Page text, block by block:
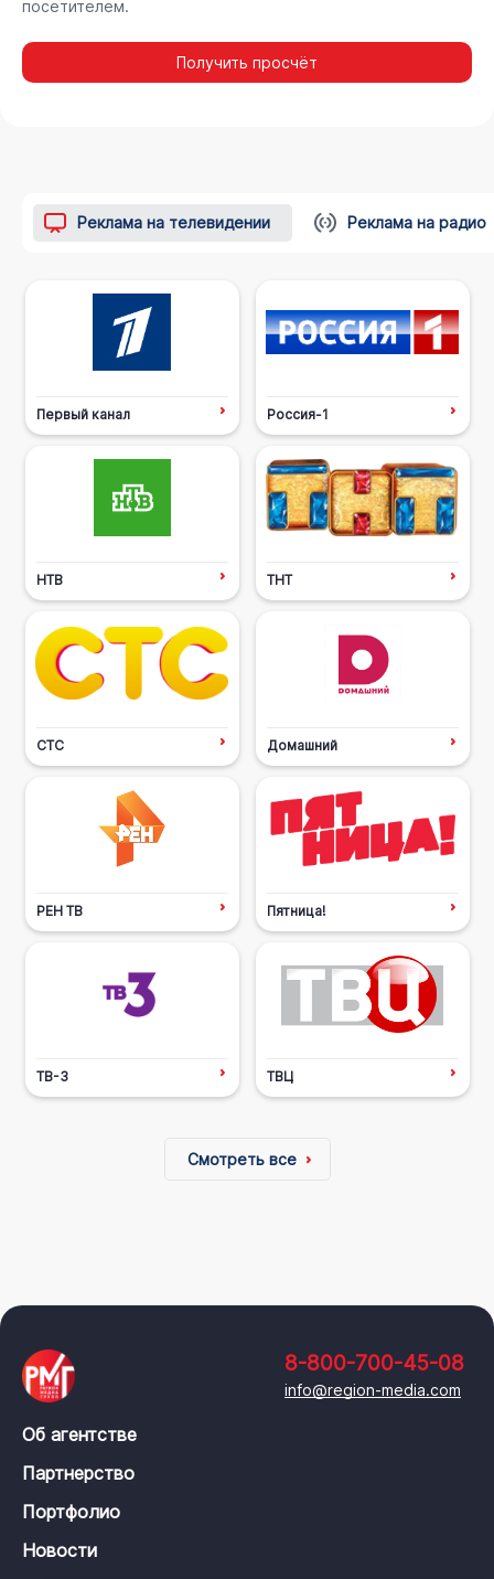
посетителем.
Получить просчёт
Реклама на телевидении Реклама на радио
Первый канал Россия-1
НТВ ТНТ
СТС Домашний
РЕН ТВ Пятница!
ТВ-3 ТВЦ
Смотреть все
8-800-700-45-08
info@region-media.com
Об агентстве
Партнерство
Портфолио
Новости